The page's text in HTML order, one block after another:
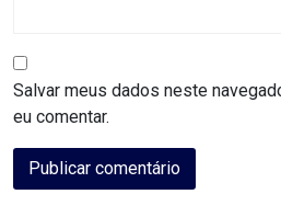
CÂMARA
DE
NATAL
Salvar meus dados neste
eu comentar.